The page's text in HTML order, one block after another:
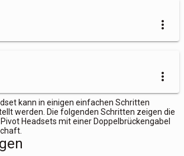
more_vert
more_vert
kann in einigen einfachen Schritten
werden. Die folgenden Schritten zeigen die
Headsets mit einer Doppelbrückengabel